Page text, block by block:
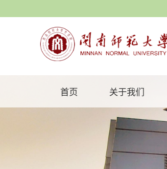
首页 关于我们